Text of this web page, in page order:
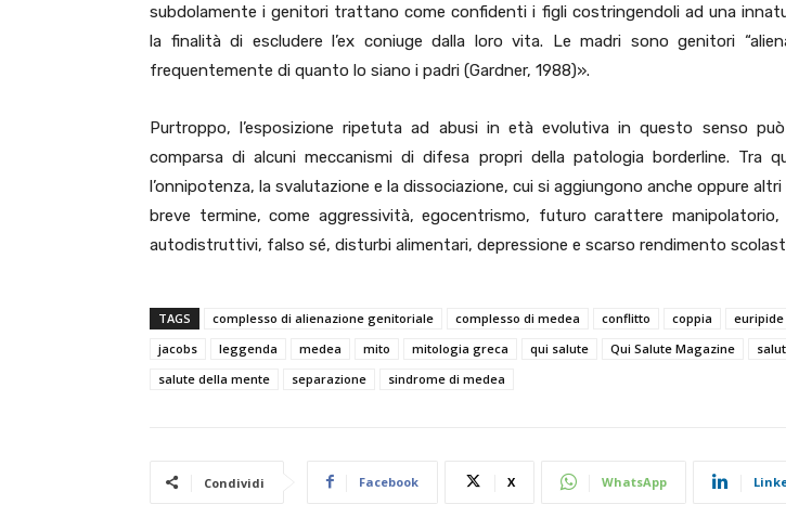
subdolamente i genitori trattano come confidenti i figli costringendoli ad una
la finalità di escludere l’ex coniuge dalla loro vita. Le madri sono genitori
frequentemente di quanto lo siano i padri (Gardner, 1988)».
Purtroppo, l’esposizione ripetuta ad abusi in età evolutiva in questo senso
comparsa di alcuni meccanismi di difesa propri della patologia borderline. Tra
l’onnipotenza, la svalutazione e la dissociazione, cui si aggiungono anche oppure
breve termine, come aggressività, egocentrismo, futuro carattere
autodistruttivi, falso sé, disturbi alimentari, depressione e scarso rendimento
TAGS complesso di alienazione genitoriale complesso di medea conflitto coppia euripide
jacobs
leggenda medea mito mitologia greca qui salute Qui Salute Magazine
salute della mente
separazione sindrome di medea
Condividi Facebook X WhatsApp